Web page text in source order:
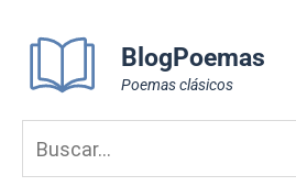
content
BlogPoemas
Poemas clásicos